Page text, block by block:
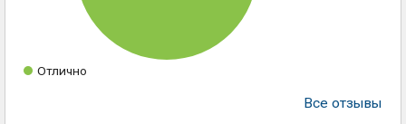
Отлично
Все отзывы